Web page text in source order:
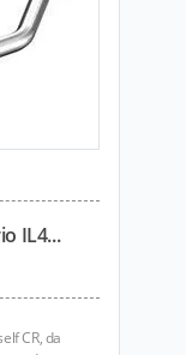
IL4...
CR, da